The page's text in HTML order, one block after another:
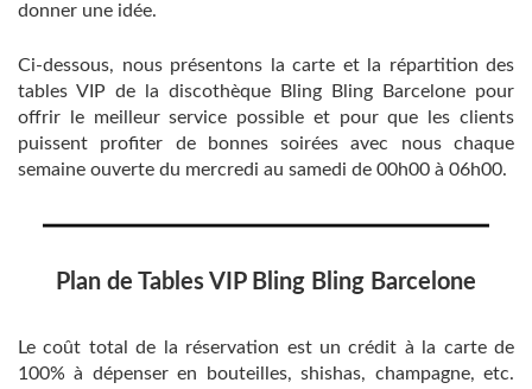
donner une idée.
Ci-dessous, nous présentons la carte et la répartition des
tables VIP de la discothèque Bling Bling Barcelone pour
offrir le meilleur service possible et pour que les clients
puissent profiter de bonnes soirées avec nous chaque
semaine ouverte du mercredi au samedi de 00h00 à 06h00.
Plan de Tables VIP Bling Bling Barcelone
Le coût total de la réservation est un crédit à la carte de
100% à dépenser en bouteilles, shishas, champagne, etc.